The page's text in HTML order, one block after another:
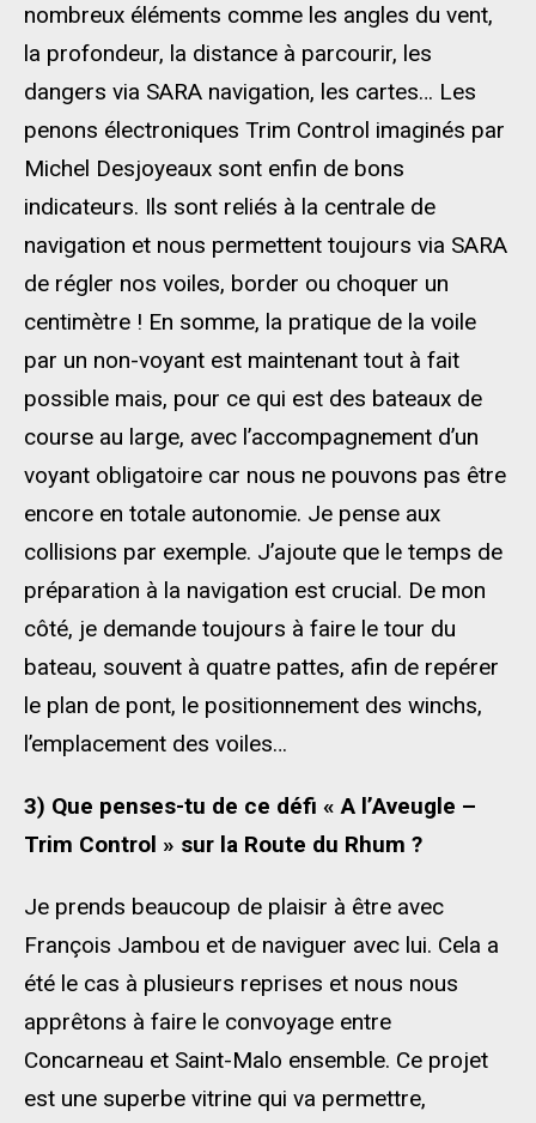
nombreux éléments comme les angles du vent,
la profondeur, la distance à parcourir, les
dangers via SARA navigation, les cartes… Les
penons électroniques Trim Control imaginés par
Michel Desjoyeaux sont enfin de bons
indicateurs. Ils sont reliés à la centrale de
navigation et nous permettent toujours via SARA
de régler nos voiles, border ou choquer un
centimètre ! En somme, la pratique de la voile
par un non-voyant est maintenant tout à fait
possible mais, pour ce qui est des bateaux de
course au large, avec l’accompagnement d’un
voyant obligatoire car nous ne pouvons pas être
encore en totale autonomie. Je pense aux
collisions par exemple. J’ajoute que le temps de
préparation à la navigation est crucial. De mon
côté, je demande toujours à faire le tour du
bateau, souvent à quatre pattes, afin de repérer
le plan de pont, le positionnement des winchs,
l’emplacement des voiles…
3) Que penses-tu de ce défi « A l’Aveugle –
Trim Control » sur la Route du Rhum ?
Je prends beaucoup de plaisir à être avec
François Jambou et de naviguer avec lui. Cela a
été le cas à plusieurs reprises et nous nous
apprêtons à faire le convoyage entre
Concarneau et Saint-Malo ensemble. Ce projet
est une superbe vitrine qui va permettre,